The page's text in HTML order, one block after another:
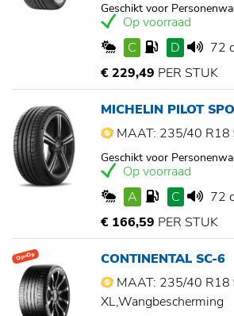
Geschikt voor
Op voorraad
C
D
72
€ 229,49 PER STUK
MICHELIN PILOT
MAAT: 235/40 R18
Geschikt voor
Op voorraad
A
C
72
€ 166,59 PER STUK
Op=Op
CONTINENTAL SC-6
MAAT: 235/40 R18
XL,Wangbescherming